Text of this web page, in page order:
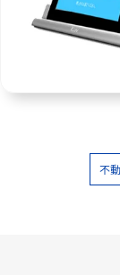
不